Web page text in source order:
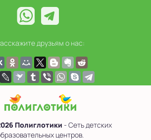
друзьям о нас:
Полиглотики - Сеть детских
центров.